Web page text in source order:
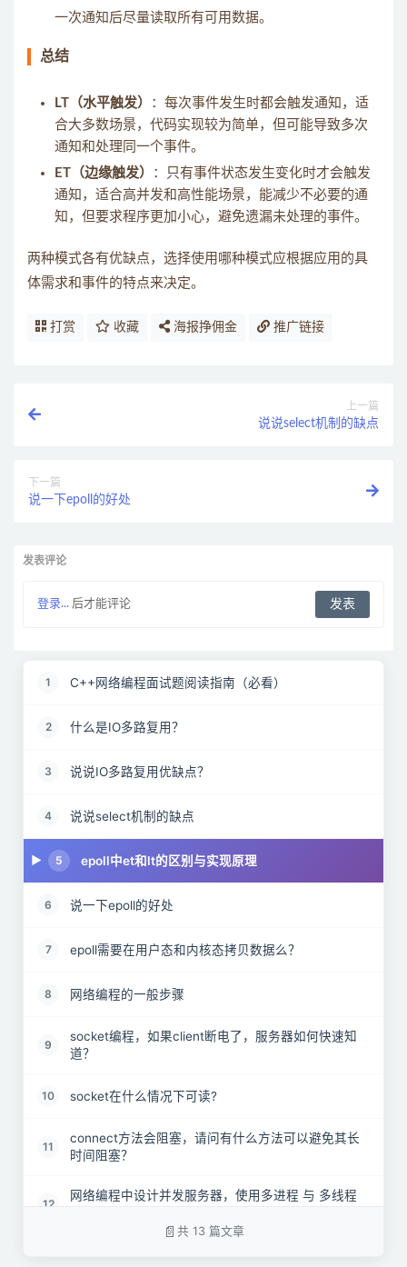
一次通知后尽量读取所有可用数据。
总结
LT（水平触发）
：每次事件发生时都会触发通知，适
合大多数场景，代码实现较为简单，但可能导致多次
通知和处理同一个事件。
ET（边缘触发）
：只有事件状态发生变化时才会触发
通知，适合高并发和高性能场景，能减少不必要的通
知，但要求程序更加小心，避免遗漏未处理的事件。
两种模式各有优缺点，选择使用哪种模式应根据应用的具
体需求和事件的特点来决定。
打赏 收藏 海报挣佣金 推广链接
上一篇
说说select机制的缺点
下一篇
说一下epoll的好处
发表评论
登录... 后才能评论
1 C++网络编程面试题阅读指南（必看）
2 什么是IO多路复用？
3 说说IO多路复用优缺点？
4 说说select机制的缺点
5 epoll中et和lt的区别与实现原理
6 说一下epoll的好处
7 epoll需要在用户态和内核态拷贝数据么？
8 网络编程的一般步骤
9
socket编程，如果client断电了，服务器如何快速知
道？
10 socket在什么情况下可读?
11
connect方法会阻塞，请问有什么方法可以避免其长
时间阻塞？
12
网络编程中设计并发服务器，使用多进程 与 多线程
共 13 篇文章